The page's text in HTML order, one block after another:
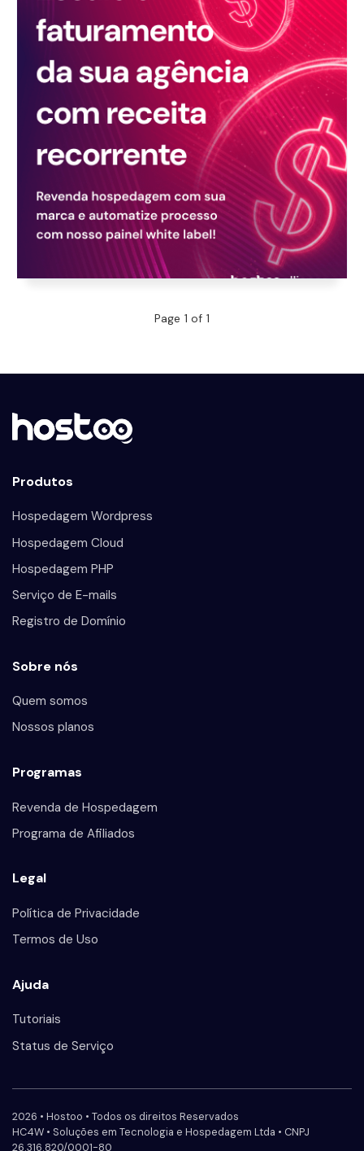
Page 1 of 1
Produtos
Hospedagem Wordpress
Hospedagem Cloud
Hospedagem PHP
Serviço de E-mails
Registro de Domínio
Sobre nós
Quem somos
Nossos planos
Programas
Revenda de Hospedagem
Programa de Afiliados
Legal
Política de Privacidade
Termos de Uso
Ajuda
Tutoriais
Status de Serviço
2026 • Hostoo • Todos os direitos Reservados
HC4W • Soluções em Tecnologia e Hospedagem Ltda • CNPJ
26.316.820/0001-80